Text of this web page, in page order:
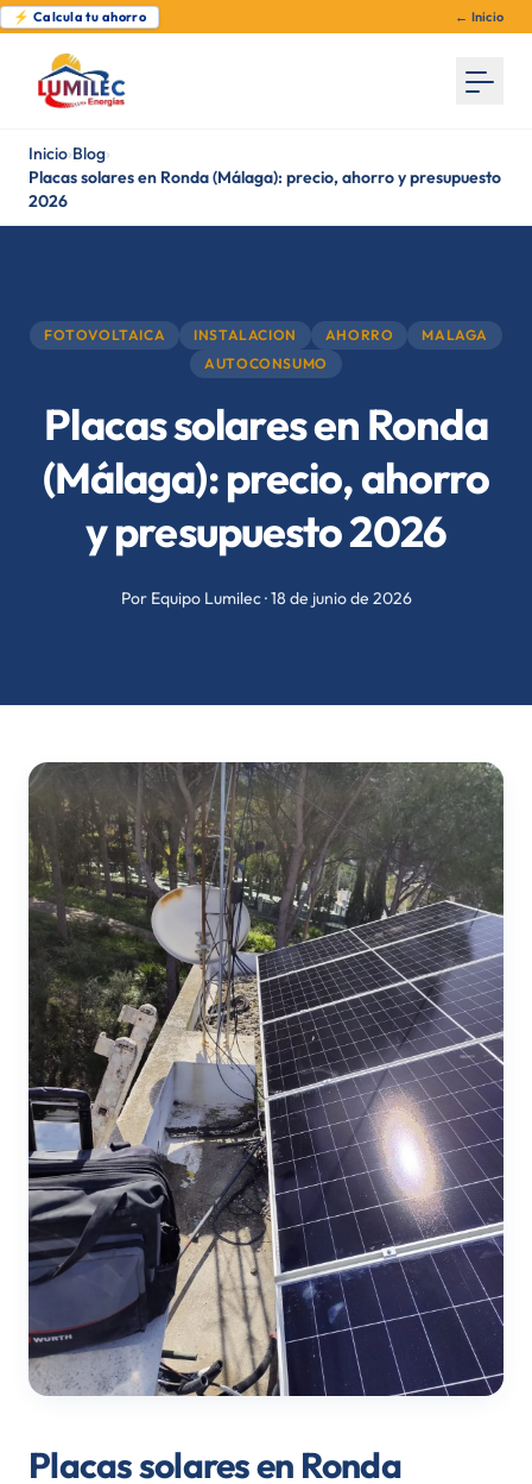
⚡ Calcula tu ahorro ← Inicio
Inicio›Blog›
Placas solares en Ronda (Málaga): precio, ahorro y presupuesto
2026
FOTOVOLTAICA INSTALACION AHORRO
MALAGA
AUTOCONSUMO
Placas solares en Ronda
(Málaga): precio, ahorro
y presupuesto 2026
Por Equipo Lumilec · 18 de junio de 2026
Placas solares en Ronda